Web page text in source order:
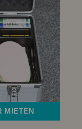
MIETEN